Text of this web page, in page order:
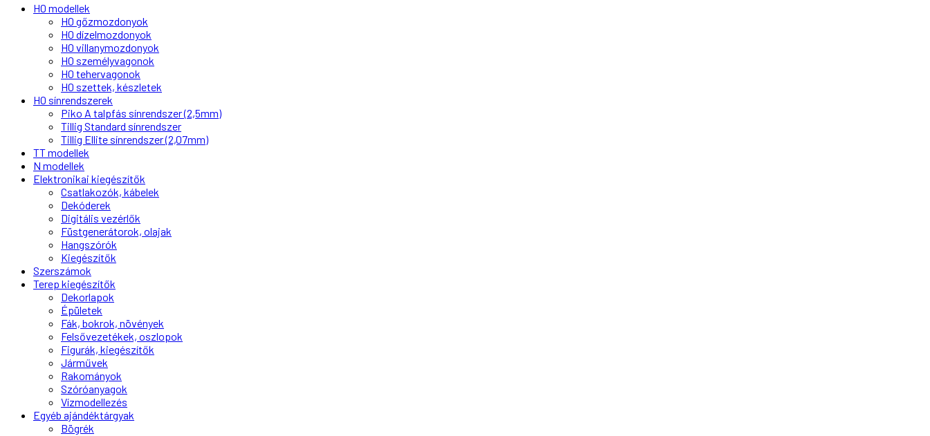
H0 modellek
H0 gőzmozdonyok
H0 dízelmozdonyok
H0 villanymozdonyok
H0 személyvagonok
H0 tehervagonok
H0 szettek, készletek
H0 sínrendszerek
Piko A talpfás sínrendszer (2,5mm)
Tillig Standard sínrendszer
Tillig Ellite sínrendszer (2,07mm)
TT modellek
N modellek
Elektronikai kiegészítők
Csatlakozók, kábelek
Dekóderek
Digitális vezérlők
Füstgenerátorok, olajak
Hangszórók
Kiegészítők
Szerszámok
Terep kiegészítők
Dekorlapok
Épületek
Fák, bokrok, növények
Felsővezetékek, oszlopok
Figurák, kiegészítők
Járművek
Rakományok
Szóróanyagok
Vízmodellezés
Egyéb ajándéktárgyak
Bögrék